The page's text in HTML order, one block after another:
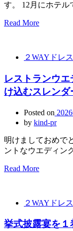
す。 12月にホテ
Read More
２WAYドレ
レストランウ
け込むスレンダ
Posted on
by kind-pr
明けましておめで
ントなウエディン
Read More
２WAYドレ
挙式披露宴を